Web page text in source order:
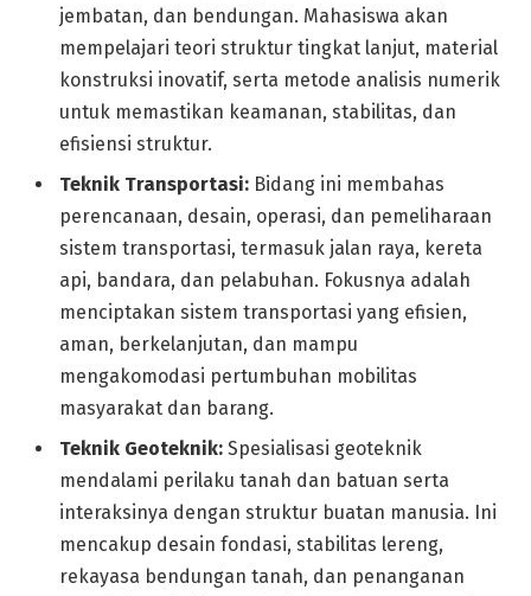
jembatan, dan bendungan. Mahasiswa akan
mempelajari teori struktur tingkat lanjut, material
konstruksi inovatif, serta metode analisis numerik
untuk memastikan keamanan, stabilitas, dan
efisiensi struktur.
Teknik Transportasi: Bidang ini membahas
perencanaan, desain, operasi, dan pemeliharaan
sistem transportasi, termasuk jalan raya, kereta
api, bandara, dan pelabuhan. Fokusnya adalah
menciptakan sistem transportasi yang efisien,
aman, berkelanjutan, dan mampu
mengakomodasi pertumbuhan mobilitas
masyarakat dan barang.
Teknik Geoteknik: Spesialisasi geoteknik
mendalami perilaku tanah dan batuan serta
interaksinya dengan struktur buatan manusia. Ini
mencakup desain fondasi, stabilitas lereng,
rekayasa bendungan tanah, dan penanganan